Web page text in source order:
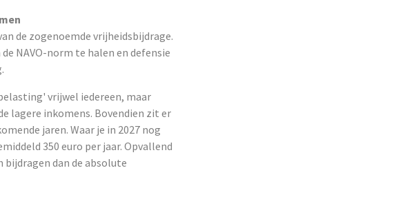
de zogenoemde vrijheidsbijdrage.
NAVO-norm te halen en defensie
vrijwel iedereen, maar
lagere inkomens. Bovendien zit er
jaren. Waar je in 2027 nog
350 euro per jaar. Opvallend
bijdragen dan de absolute